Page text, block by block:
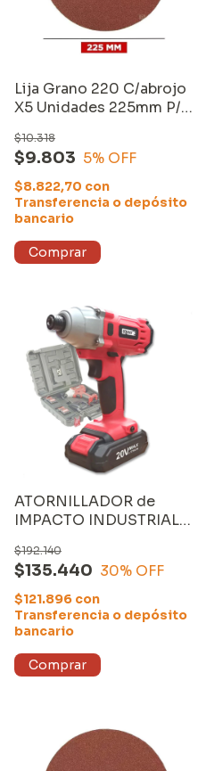
Lija Grano 220 C/abrojo
X5 Unidades 225mm P/
$9.803
$10.318
5% OFF
$8.822,70 con
Transferencia o depósito
bancario
ATORNILLADOR de
IMPACTO INDUSTRIAL
BATERÍAS de 2000mAh
$135.440
$192.140
30% OFF
$121.896 con
Transferencia o depósito
bancario